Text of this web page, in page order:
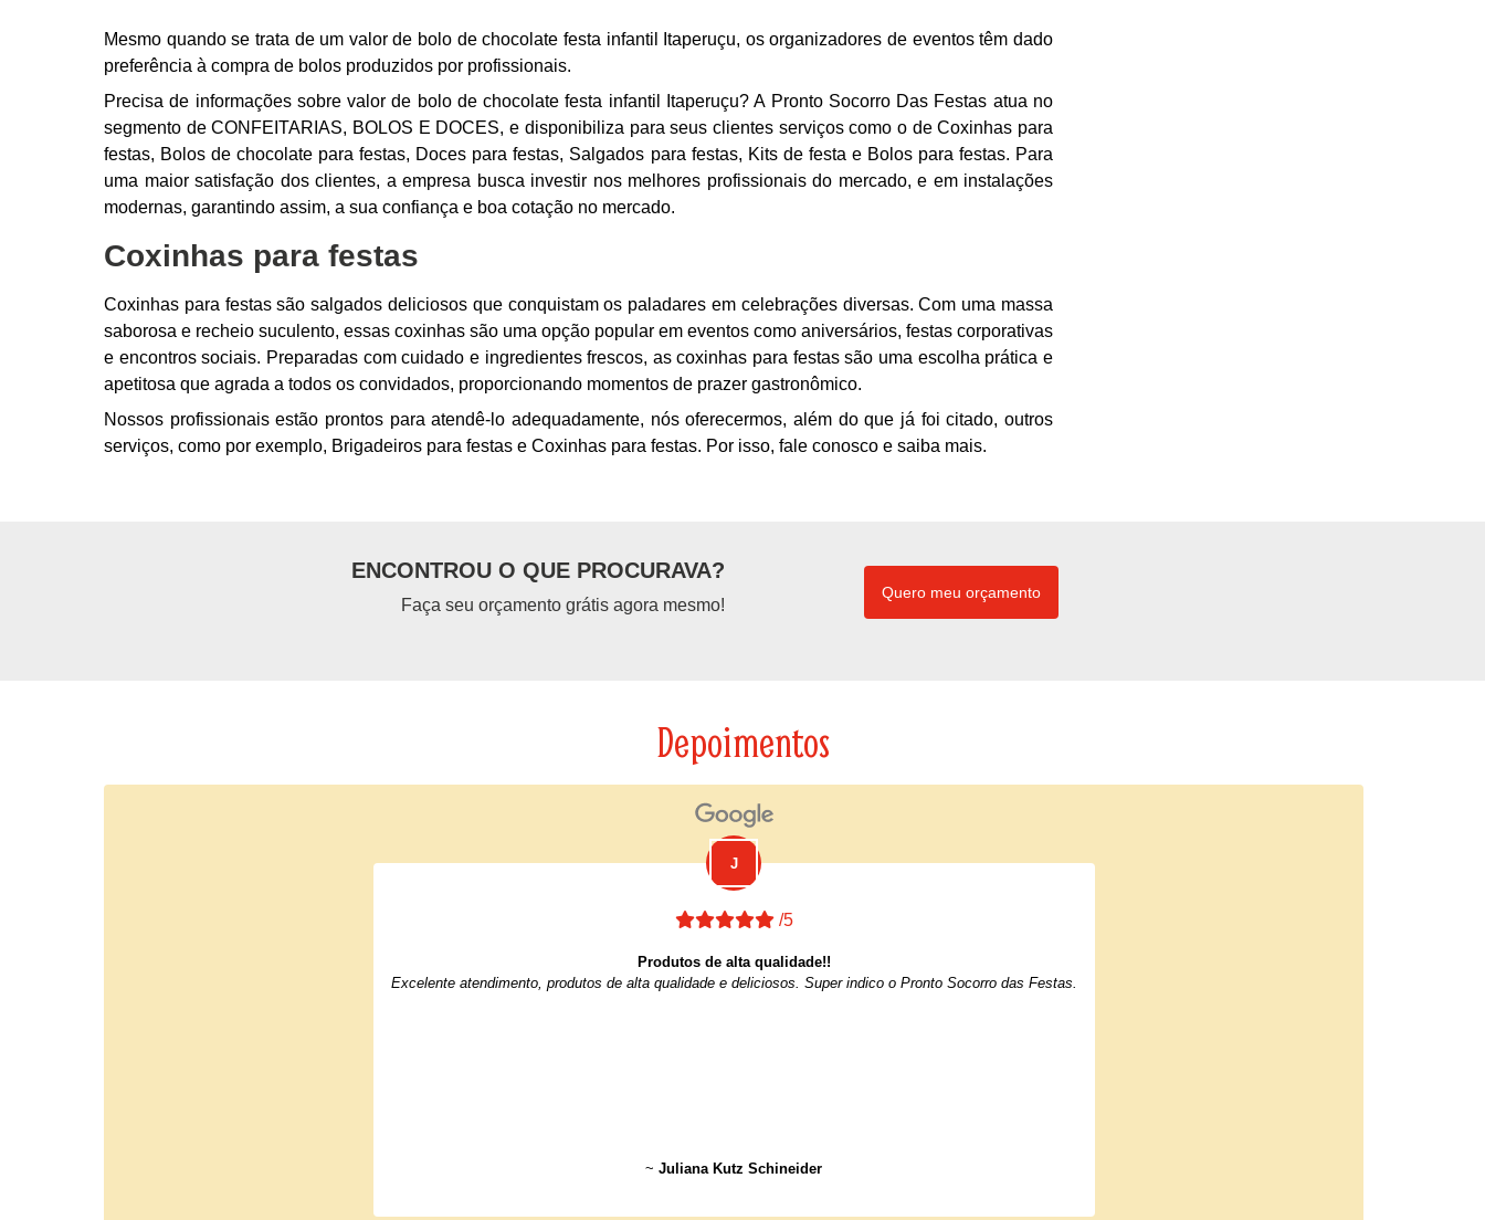
Mesmo quando se trata de um valor de bolo de chocolate festa infantil Itaperuçu, os organizadores de eventos têm dado
preferência à compra de bolos produzidos por profissionais.
Precisa de informações sobre valor de bolo de chocolate festa infantil Itaperuçu? A Pronto Socorro Das Festas atua no
segmento de CONFEITARIAS, BOLOS E DOCES, e disponibiliza para seus clientes serviços como o de Coxinhas para
festas, Bolos de chocolate para festas, Doces para festas, Salgados para festas, Kits de festa e Bolos para festas. Para
uma maior satisfação dos clientes, a empresa busca investir nos melhores profissionais do mercado, e em instalações
modernas, garantindo assim, a sua confiança e boa cotação no mercado.
Coxinhas para festas
Coxinhas para festas são salgados deliciosos que conquistam os paladares em celebrações diversas. Com uma massa
saborosa e recheio suculento, essas coxinhas são uma opção popular em eventos como aniversários, festas corporativas
e encontros sociais. Preparadas com cuidado e ingredientes frescos, as coxinhas para festas são uma escolha prática e
apetitosa que agrada a todos os convidados, proporcionando momentos de prazer gastronômico.
Nossos profissionais estão prontos para atendê-lo adequadamente, nós oferecermos, além do que já foi citado, outros
serviços, como por exemplo, Brigadeiros para festas e Coxinhas para festas. Por isso, fale conosco e saiba mais.
ENCONTROU O QUE PROCURAVA?
Faça seu orçamento grátis agora mesmo!
Quero meu orçamento
Depoimentos
/5
Produtos de alta qualidade!!
Excelente atendimento, produtos de alta qualidade e deliciosos. Super indico o Pronto Socorro das Festas.
~ Juliana Kutz Schineider